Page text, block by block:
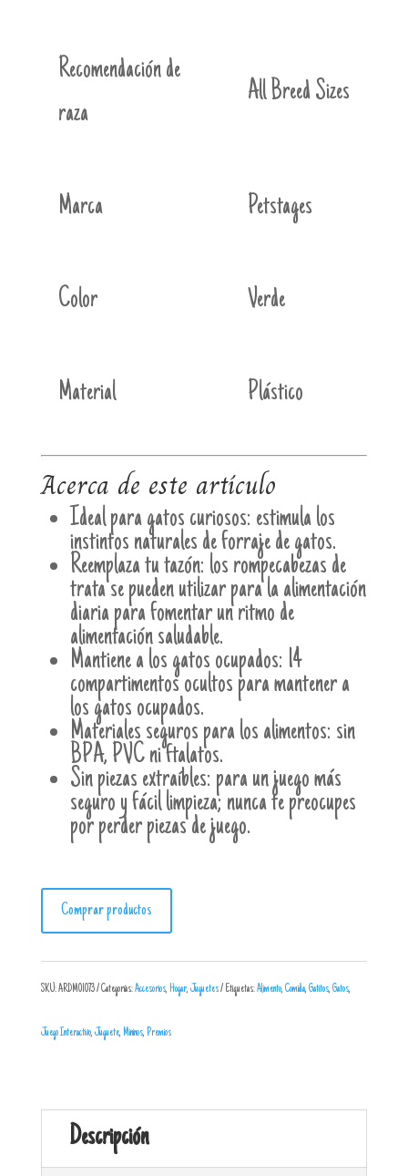
Recomendación de
raza
All Breed Sizes
Marca Petstages
Color Verde
Material Plástico
Acerca de este artículo
Ideal para gatos curiosos: estimula los
instintos naturales de forraje de gatos.
Reemplaza tu tazón: los rompecabezas de
trata se pueden utilizar para la alimentación
diaria para fomentar un ritmo de
alimentación saludable.
Mantiene a los gatos ocupados: 14
compartimentos ocultos para mantener a
los gatos ocupados.
Materiales seguros para los alimentos: sin
BPA, PVC ni ftalatos.
Sin piezas extraíbles: para un juego más
seguro y fácil limpieza; nunca te preocupes
por perder piezas de juego.
Comprar productos
SKU:ARDM01073 Categorías:Accesorios, Hogar, Juguetes Etiquetas:Alimento, Comida, Gatitos, Gatos,
Juego Interactivo, Juguete, Mininos, Premios
Descripción